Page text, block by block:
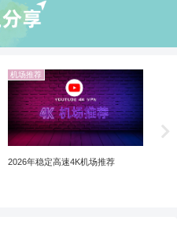
机场推荐
Netflix 机场推荐：解锁 Netflix 非自
制剧、Disney+ 全解锁